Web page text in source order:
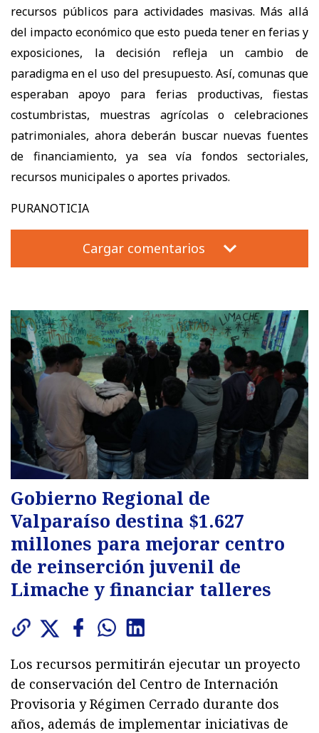
recursos públicos para actividades masivas. Más allá
del impacto económico que esto pueda tener en ferias y
exposiciones, la decisión refleja un cambio de
paradigma en el uso del presupuesto. Así, comunas que
esperaban apoyo para ferias productivas, fiestas
costumbristas, muestras agrícolas o celebraciones
patrimoniales, ahora deberán buscar nuevas fuentes
de financiamiento, ya sea vía fondos sectoriales,
recursos municipales o aportes privados.
PURANOTICIA
Cargar comentarios
Gobierno Regional de
Valparaíso destina $1.627
millones para mejorar centro
de reinserción juvenil de
Limache y financiar talleres
Los recursos permitirán ejecutar un proyecto
de conservación del Centro de Internación
Provisoria y Régimen Cerrado durante dos
años, además de implementar iniciativas de